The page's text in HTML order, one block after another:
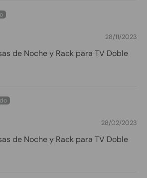
28/11/2023
de Noche y Rack para TV Doble
28/02/2023
de Noche y Rack para TV Doble